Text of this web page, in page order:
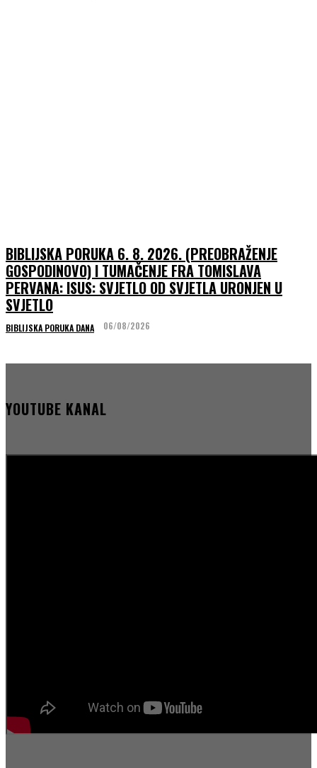
BIBLIJSKA PORUKA 6. 8. 2026. (PREOBRAŽENJE
GOSPODINOVO) I TUMAČENJE FRA TOMISLAVA
PERVANA: ISUS: SVJETLO OD SVJETLA URONJEN U
SVJETLO
BIBLIJSKA PORUKA DANA 06/08/2026
YOUTUBE KANAL